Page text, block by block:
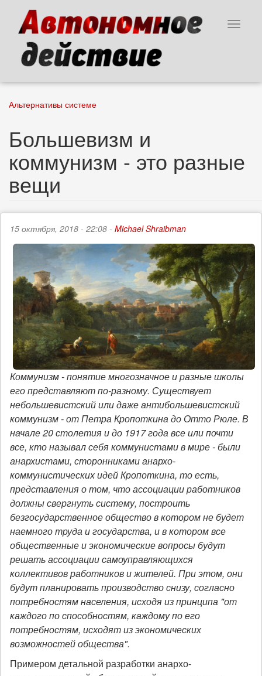
основному
содержанию
Toggle
Альтернативы системе
Большевизм и
коммунизм - это разные
вещи
15 октября, 2018 - 22:08 - Michael Shraibman
Коммунизм - понятие многозначное и разные школы
его представляют по-разному. Существует
небольшевистский или даже антибольшевистский
коммунизм - от Петра Кропоткина до Отто Рюле. В
начале 20 столетия и до 1917 года все или почти
все, кто называл себя коммунистами в мире - были
анархистами, сторонниками анархо-
коммунистических идей Кропоткина, то есть,
представления о том, что ассоциации работников
должны свергнуть систему, построить
безгосударственное общество в котором не будет
наемного труда и государства, и в котором все
общественные и экономические вопросы будут
решать ассоциации самоуправляющихся
коллективов работников и жителей. При этом, они
будут планировать производство снизу, согласно
потребностям населения, исходя из принципа "от
каждого по способностям, каждому по его
потребностям, исходят из экономических
возможностей общества".
Примером детальной разработки анархо-